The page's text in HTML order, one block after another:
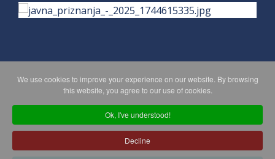
PRIVACY POLICY MAPA WEBA
Copyright © 2026 Koprivničko - križevačka županija. All Rights
Reserved.
We use cookies to improve your experience on our website. By browsing
this website, you agree to our use of cookies.
Ok, I've understood!
Decline